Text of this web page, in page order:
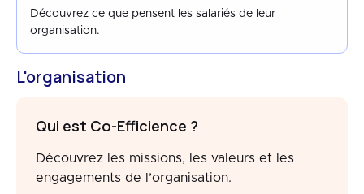
Découvrez ce que pensent les salariés de leur
organisation.
L'organisation
Qui est Co-Efficience ?
Découvrez les missions, les valeurs et les
engagements de l’organisation.